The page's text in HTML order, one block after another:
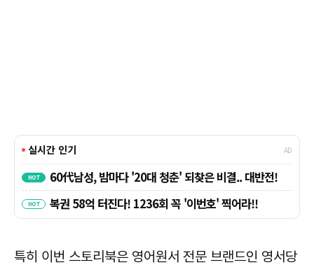
특히 이번 스토리북은 영어원서 전문 브랜드인 영서당